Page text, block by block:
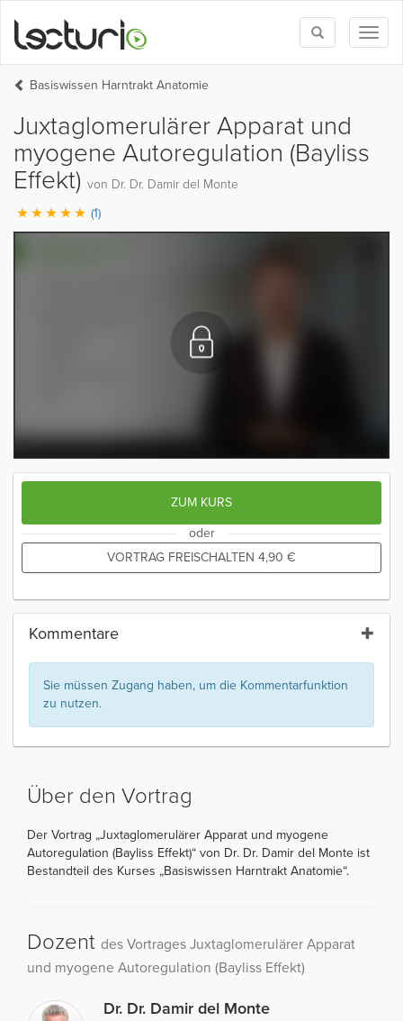
Toggle
search
Basiswissen Harntrakt Anatomie
Juxtaglomerulärer Apparat und
myogene Autoregulation (Bayliss
Effekt) von Dr. Dr. Damir del Monte
(1)
ZUM KURS
oder
VORTRAG FREISCHALTEN 4,90 €
Kommentare
Sie müssen Zugang haben, um die Kommentarfunktion
zu nutzen.
Über den Vortrag
Der Vortrag „Juxtaglomerulärer Apparat und myogene
Autoregulation (Bayliss Effekt)“ von Dr. Dr. Damir del Monte ist
Bestandteil des Kurses „Basiswissen Harntrakt Anatomie“.
Dozent des Vortrages Juxtaglomerulärer Apparat
und myogene Autoregulation (Bayliss Effekt)
Dr. Dr. Damir del Monte